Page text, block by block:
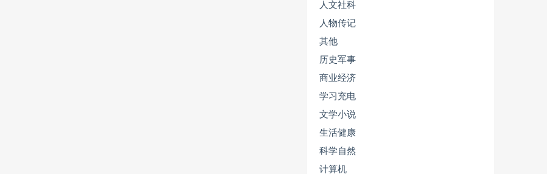
人文社科
人物传记
其他
历史军事
商业经济
学习充电
文学小说
生活健康
科学自然
计算机